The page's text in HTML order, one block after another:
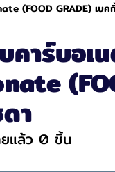
(FOOD GRADE) เบค
คาร์บอเ
า
ยแล้ว 0 ชิ้น